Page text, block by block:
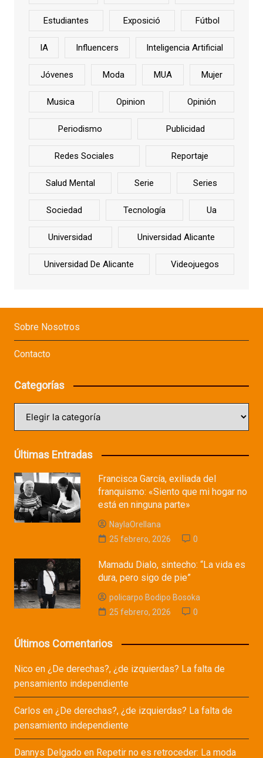
Estudiantes Exposició Fútbol
IA Influencers Inteligencia Artificial
Jóvenes Moda MUA Mujer
Musica Opinion Opinión
Periodismo Publicidad
Redes Sociales Reportaje
Salud Mental Serie Series
Sociedad Tecnología Ua
Universidad Universidad Alicante
Universidad De Alicante Videojuegos
Sobre Nosotros
Contacto
Categorías
Últimas Entradas
Francisca García, exiliada del
franquismo: «Siento que mi hogar no
está en ninguna parte»
NaylaOrellana
25 febrero, 2026
0
Mamadu Dialo, sintecho: “La vida es
dura, pero sigo de pie”
policarpo Bodipo Bosoka
25 febrero, 2026
0
Últimos Comentarios
Nicoen ¿De derechas?, ¿de izquierdas? La falta de
pensamiento independiente
Carlos en ¿De derechas?, ¿de izquierdas? La falta de
pensamiento independiente
Dannys Delgadoen Repetir no es retroceder: La moda